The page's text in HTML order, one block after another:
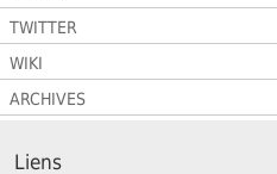
TWITTER
WIKI
ARCHIVES
Liens